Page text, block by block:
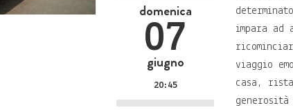
domenica
07
giugno
20:45
impara
viaggio
casa,